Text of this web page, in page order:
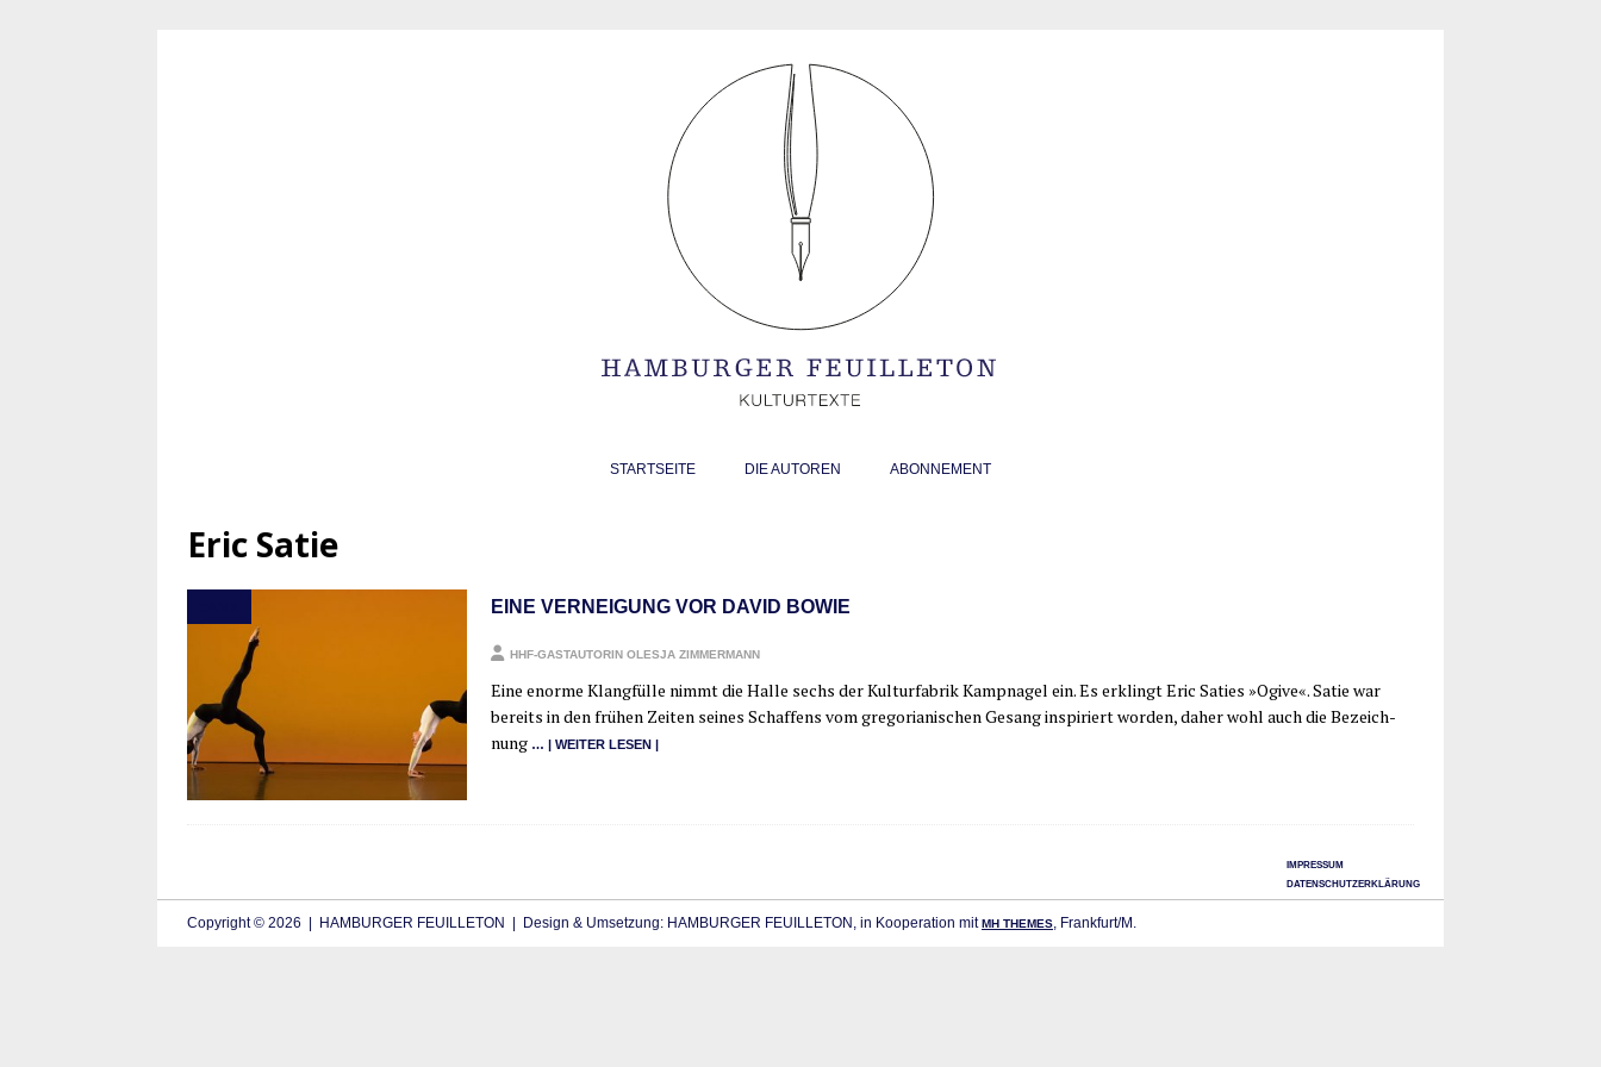
STARTSEITE DIE AUTOREN ABONNEMENT
Eric Satie
EINE VERNEIGUNG VOR DAVID BOWIE
HHF-GASTAUTORIN OLESJA ZIMMERMANN
Eine enor­me Klang­fül­le nimmt die Hal­le sechs der Kul­tur­fa­brik Kamp­na­gel ein. Es erklingt Eric Saties »Ogi­ve«. Satie war
bereits in den frü­hen Zei­ten sei­nes Schaf­fens vom gre­go­ria­ni­schen Gesang inspi­riert wor­den, daher wohl auch die Bezeich­
nung … | WEI­TER LESEN |
IMPRESSUM
DATENSCHUTZERKLÄRUNG
Copyright © 2026 | HAMBURGER FEUILLETON | Design & Umsetzung: HAMBURGER FEUILLETON, in Kooperation mitMH THEMES , Frankfurt/M.